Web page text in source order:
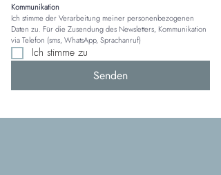
Kommunikation
Ich stimme der Verarbeitung meiner personenbezogenen
Daten zu. Für die Zusendung des Newsletters, Kommunikation
via Telefon (sms, WhatsApp, Sprachanruf)
Ich stimme zu
Senden